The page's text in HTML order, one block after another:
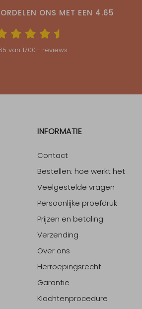
ONS MET EEN 4.65
van 1700+ reviews
INFORMATIE
Contact
Bestellen: hoe werkt het
Veelgestelde vragen
Persoonlijke proefdruk
Prijzen en betaling
Verzending
Over ons
Herroepingsrecht
Garantie
Klachtenprocedure